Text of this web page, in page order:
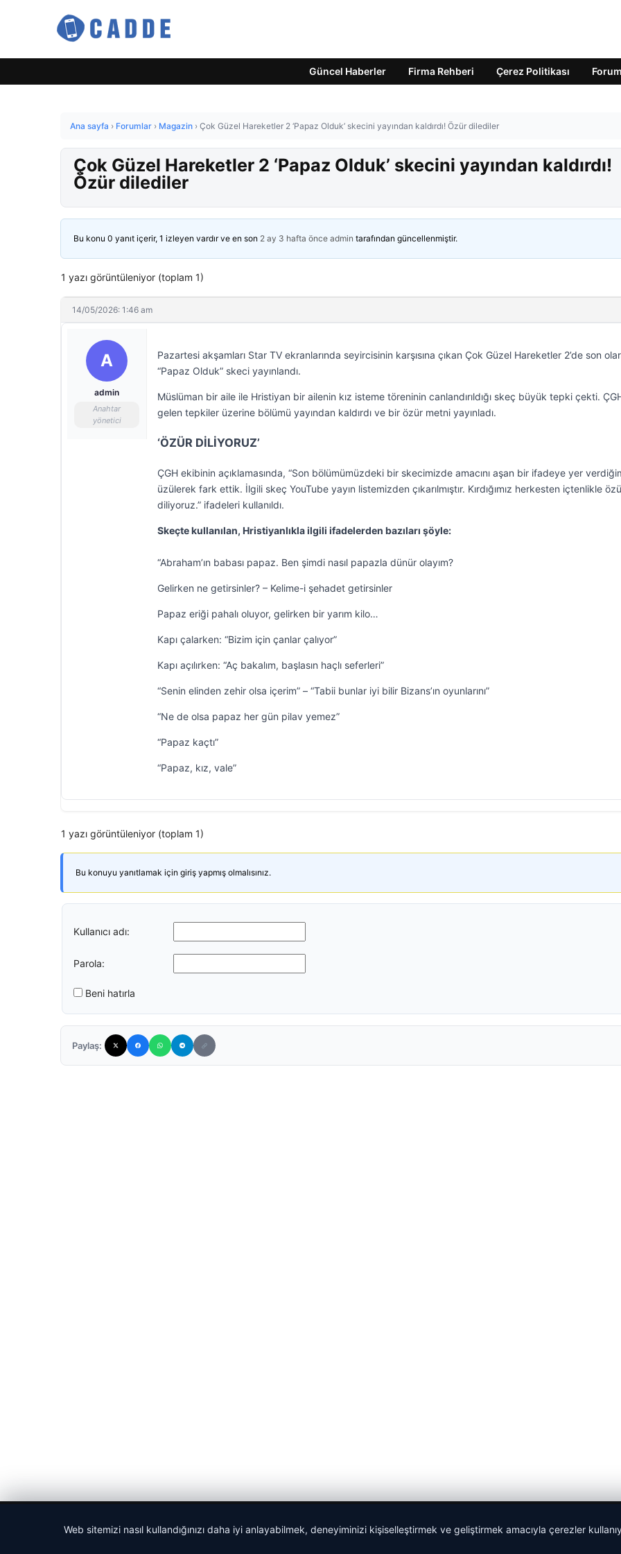
Güncel Haberler Firma Rehberi Çerez Politikası Forum
Ana sayfa › Forumlar › Magazin › Çok Güzel Hareketler 2 ‘Papaz Olduk’ skecini yayından kaldırdı! Özür dilediler
Çok Güzel Hareketler 2 ‘Papaz Olduk’ skecini yayından kaldırdı!
Özür dilediler
Bu konu 0 yanıt içerir, 1 izleyen vardır ve en son 2 ay 3 hafta önce admin tarafından güncellenmiştir.
1 yazı görüntüleniyor (toplam 1)
14/05/2026: 1:46 am
A
admin
Anahtar
yönetici
Pazartesi akşamları Star TV ekranlarında seyircisinin karşısına çıkan Çok Güzel Hareketler 2’de son
“Papaz Olduk” skeci yayınlandı.
Müslüman bir aile ile Hristiyan bir ailenin kız isteme töreninin canlandırıldığı skeç büyük tepki çekti.
gelen tepkiler üzerine bölümü yayından kaldırdı ve bir özür metni yayınladı.
‘ÖZÜR DİLİYORUZ’
ÇGH ekibinin açıklamasında, “Son bölümümüzdeki bir skecimizde amacını aşan bir ifadeye yer
üzülerek fark ettik. İlgili skeç YouTube yayın listemizden çıkarılmıştır. Kırdığımız herkesten içtenlikle
diliyoruz.” ifadeleri kullanıldı.
Skeçte kullanılan, Hristiyanlıkla ilgili ifadelerden bazıları şöyle:
“Abraham’ın babası papaz. Ben şimdi nasıl papazla dünür olayım?
Gelirken ne getirsinler? – Kelime-i şehadet getirsinler
Papaz eriği pahalı oluyor, gelirken bir yarım kilo…
Kapı çalarken: “Bizim için çanlar çalıyor”
Kapı açılırken: “Aç bakalım, başlasın haçlı seferleri”
“Senin elinden zehir olsa içerim” – “Tabii bunlar iyi bilir Bizans’ın oyunlarını”
“Ne de olsa papaz her gün pilav yemez”
“Papaz kaçtı”
“Papaz, kız, vale”
1 yazı görüntüleniyor (toplam 1)
Bu konuyu yanıtlamak için giriş yapmış olmalısınız.
Kullanıcı adı:
Parola:
Beni hatırla
Paylaş:
Web sitemizi nasıl kullandığınızı daha iyi anlayabilmek, deneyiminizi kişiselleştirmek ve geliştirmek amacıyla çerezler